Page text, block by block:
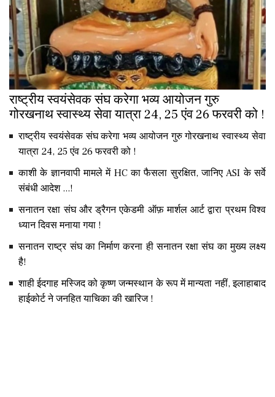
राष्ट्रीय स्वयंसेवक संघ करेगा भव्य आयोजन गुरु
गोरखनाथ स्वास्थ्य सेवा यात्रा 24, 25 एंव 26 फरवरी को !
राष्ट्रीय स्वयंसेवक संघ करेगा भव्य आयोजन गुरु गोरखनाथ स्वास्थ्य सेवा
यात्रा 24, 25 एंव 26 फरवरी को !
काशी के ज्ञानवापी मामले में HC का फैसला सुरक्षित, जानिए ASI के सर्वे
संबंधी आदेश ...!
सनातन रक्षा संघ और ड्रैगन एकेडमी ऑफ़ मार्शल आर्ट द्वारा प्रथम विश्व
ध्यान दिवस मनाया गया !
सनातन राष्ट्र संघ का निर्माण करना ही सनातन रक्षा संघ का मुख्य लक्ष्य
है!
शाही ईदगाह मस्जिद को कृष्ण जन्मस्थान के रूप में मान्यता नहीं, इलाहाबाद
हाईकोर्ट ने जनहित याचिका की खारिज !